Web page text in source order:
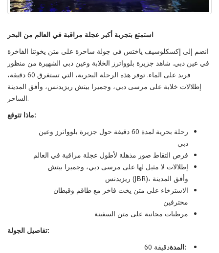
استمتع بتجربة أكبر عجلة مراقبة في العالم من البحر
انضم إلى إكسكلوسيف ياختس في جولة ساحرة على متن يخوتنا الفاخرة
في عين دبي. شاهد جزيرة بلوواترز الخلابة وعين دبي الشهيرة من منظور
فريد على الماء. توفر هذه الرحلة البحرية، التي تستغرق 60 دقيقة،
إطلالات خلابة على مرسى دبي، وجميرا بيتش ريزيدنس، وأفق المدينة
الساحر.
ماذا تتوقع:
رحلة بحرية لمدة 60 دقيقة حول جزيرة بلوواترز وعين
دبي
فرص التقاط صور مذهلة لأطول عجلة مراقبة في العالم
إطلالات لا مثيل لها على مرسى دبي، وجميرا بيتش
ريزيدنس (JBR)، وأفق المدينة
الاسترخاء على متن يخت فاخر مع طاقم وقبطان
محترفين
مرطبات مجانية على متن السفينة
تفاصيل الجولة:
المدة:
60 دقيقة